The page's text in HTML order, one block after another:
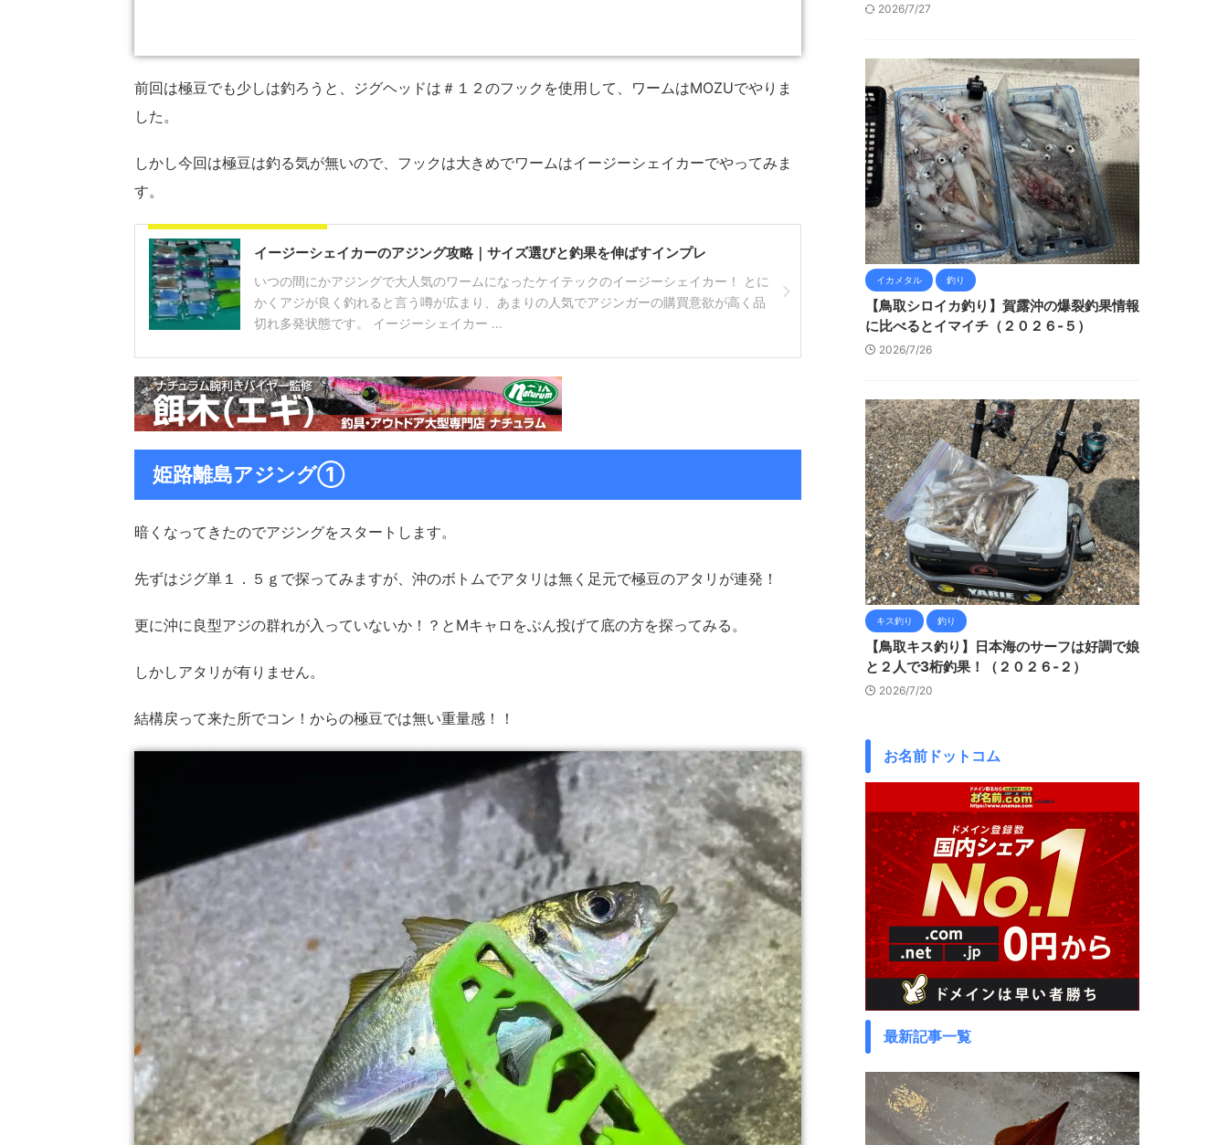
前回は極豆でも少しは釣ろうと、ジグヘッドは＃１２のフックを使用して、ワームはMOZUでやりま
した。
しかし今回は極豆は釣る気が無いので、フックは大きめでワームはイージーシェイカーでやってみま
す。
イージーシェイカーのアジング攻略｜サイズ選びと釣果を伸ばすインプレ
いつの間にかアジングで大人気のワームになったケイテックのイージーシェイカー！ とに
かくアジが良く釣れると言う噂が広まり、あまりの人気でアジンガーの購買意欲が高く品
切れ多発状態です。 イージーシェイカー ...
姫路離島アジング①
暗くなってきたのでアジングをスタートします。
先ずはジグ単１．５ｇで探ってみますが、沖のボトムでアタリは無く足元で極豆のアタリが連発！
更に沖に良型アジの群れが入っていないか！？とMキャロをぶん投げて底の方を探ってみる。
しかしアタリが有りません。
結構戻って来た所でコン！からの極豆では無い重量感！！
2026/7/27
イカメタル 釣り
【鳥取シロイカ釣り】賀露沖の爆裂釣果情報
に比べるとイマイチ（２０２６-５）
2026/7/26
キス釣り 釣り
【鳥取キス釣り】日本海のサーフは好調で娘
と２人で3桁釣果！（２０２６-２）
2026/7/20
お名前ドットコム
最新記事一覧